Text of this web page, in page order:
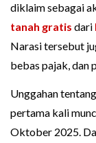
diklaim sebagai
tanah gratis dari
Narasi tersebut
bebas pajak, dan
Unggahan
pertama kali
Oktober 2025.